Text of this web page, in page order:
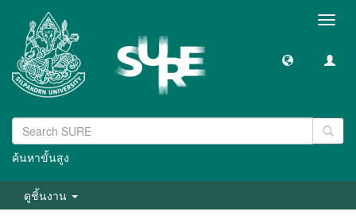
ค้นหาขั้นสูง
ดูชิ้นงาน